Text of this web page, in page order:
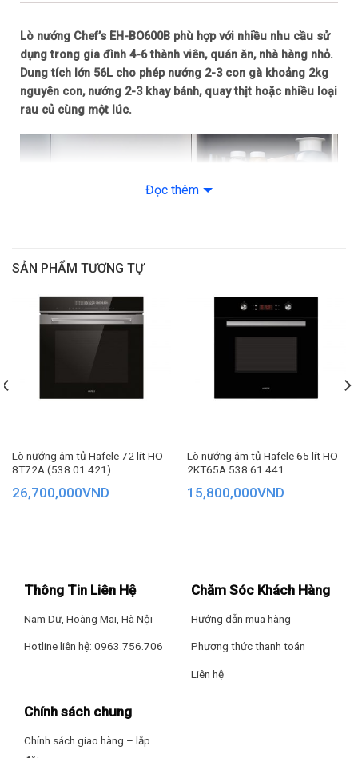
Xuất xứ
PRC
Bảo hành
36 tháng
Lò nướng Chef’s EH-BO600B phù hợp với nhiều nhu cầu sử
dụng trong gia đình 4-6 thành viên, quán ăn, nhà hàng nhỏ.
Dung tích lớn 56L cho phép nướng 2-3 con gà khoảng 2kg
nguyên con, nướng 2-3 khay bánh, quay thịt hoặc nhiều loại
rau củ cùng một lúc.
Lò nướng Chef’s EH-BO600B lắp âm dung tích 56L
ĐIÊU KHIỂN CẢM ỨNG VỚI MÀN HÌNH LED
Thiết kế tối giản tạo nên vẻ ngoài hiện đại
Mặt trong cửa có gợi ý chương trình nướng các món ăn phổ
Các gợi ý cài đặt chương trình trên lò nướng Chef’s EH-
BO600B
THIẾT KẾ HIỆN ĐẠI, DỄ VỆ SINH
Chef’s EH-BO600B thuộc dòng lò nướng 600mm lắp âm. Mặt
chắc chắn, cho cảm giác đóng mở nhẹ nhàng.
Cửa lò có cấu tạo 3 lớp kính cường lực
Đọc thêm
SẢN PHẨM TƯƠNG TỰ
Lò nướng âm tủ Hafele 72 lít HO-
8T72A (538.01.421)
26,700,000VND
Lò nướng âm tủ Hafele 65 lít HO-
2KT65A 538.61.441
15,800,000VND
Thông Tin Liên Hệ
Nam Dư, Hoàng Mai, Hà Nội
Hotline liên hệ: 0963.756.706
Chăm Sóc Khách Hàng
Hướng dẫn mua hàng
Phương thức thanh toán
Liên hệ
Chính sách chung
Chính sách giao hàng – lắp